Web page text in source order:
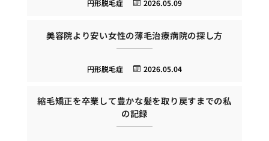
2026.05.09
円形脱毛症
美容院より安い女性の薄毛治療病院の探し方
2026.05.04
円形脱毛症
縮毛矯正を卒業して豊かな髪を取り戻すまでの私
の記録